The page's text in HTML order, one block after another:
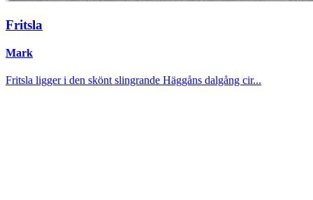
Fritsla
Mark
Fritsla ligger i den skönt slingrande Häggåns dalgång cir...